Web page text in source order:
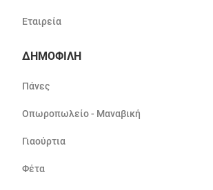
Εταιρεία
ΔΗΜΟΦΙΛΗ
Πάνες
Οπωροπωλείο - Μαναβική
Γιαούρτια
Φέτα